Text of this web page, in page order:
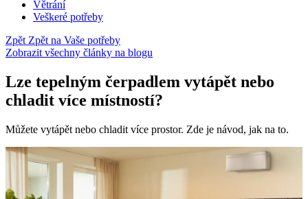
Větrání
Veškeré potřeby
Zpět Zpět na Vaše potřeby
Zobrazit všechny články na blogu
Lze tepelným čerpadlem vytápět nebo
chladit více místností?
Můžete vytápět nebo chladit více prostor. Zde je návod, jak na to.